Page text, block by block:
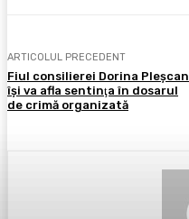
ARTICOLUL PRECEDENT
Fiul consilierei Dorina Pleşcan
îşi va afla sentinţa în dosarul
de crimă organizată